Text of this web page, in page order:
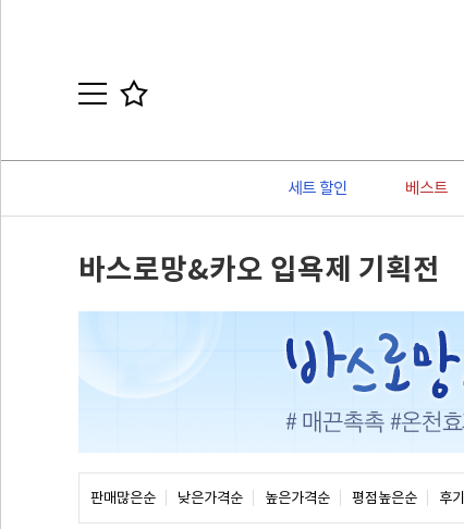
세트 할인 베스트
바스로망&카오 입욕제 기획전
판매많은순 낮은가격순 높은가격순 평점높은순 후